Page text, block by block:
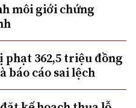
môi giới chứng
phạt 362,5 triệu đồng
báo cáo sai lệch